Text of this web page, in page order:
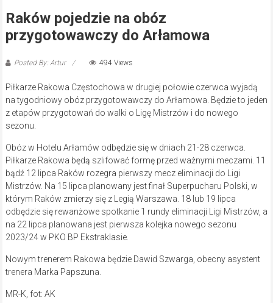
Raków pojedzie na obóz
przygotowawczy do Arłamowa
Posted By: Artur 494 Views
Piłkarze Rakowa Częstochowa w drugiej połowie czerwca wyjadą
na tygodniowy obóz przygotowawczy do Arłamowa. Będzie to jeden
z etapów przygotowań do walki o Ligę Mistrzów i do nowego
sezonu.
Obóz w Hotelu Arłamów odbędzie się w dniach 21-28 czerwca.
Piłkarze Rakowa będą szlifować formę przed ważnymi meczami. 11
bądź 12 lipca Raków rozegra pierwszy mecz eliminacji do Ligi
Mistrzów. Na 15 lipca planowany jest finał Superpucharu Polski, w
którym Raków zmierzy się z Legią Warszawa. 18 lub 19 lipca
odbędzie się rewanżowe spotkanie 1 rundy eliminacji Ligi Mistrzów, a
na 22 lipca planowana jest pierwsza kolejka nowego sezonu
2023/24 w PKO BP Ekstraklasie.
Nowym trenerem Rakowa będzie Dawid Szwarga, obecny asystent
trenera Marka Papszuna.
MR-K, fot: AK